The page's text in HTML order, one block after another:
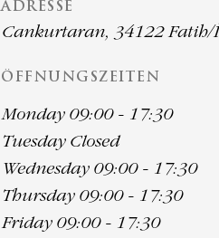
ADRESSE
Cankurtaran, 34122 Fatih/
ÖFFNUNGSZEITEN
Monday 09:00 - 17:30
Tuesday Closed
Wednesday 09:00 - 17:30
Thursday 09:00 - 17:30
Friday 09:00 - 17:30